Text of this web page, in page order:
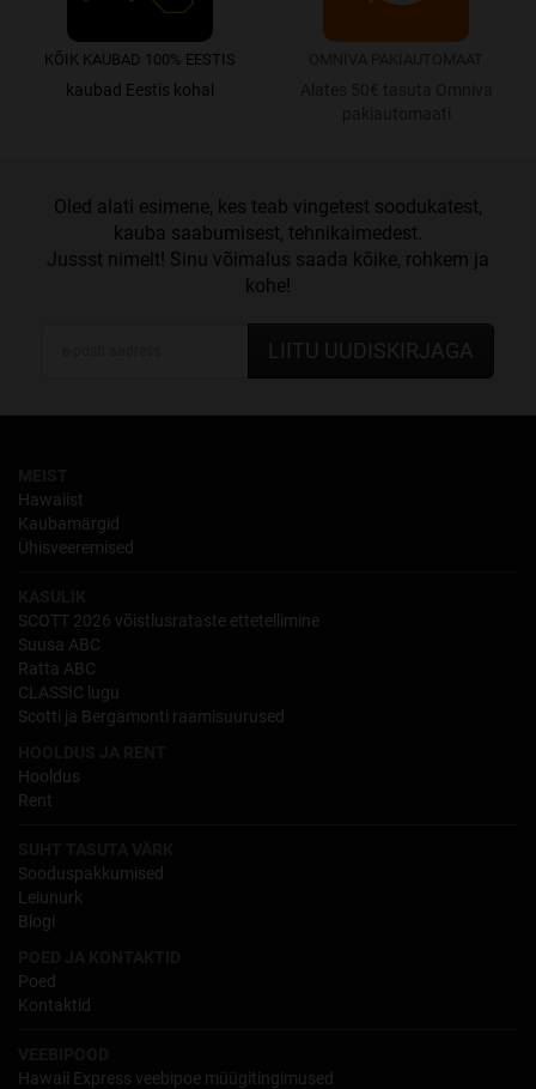
KÕIK KAUBAD 100% EESTIS
kaubad Eestis kohal
Oled alati esimene, kes teab vingetest soodukatest,
kauba saabumisest, tehnikaimedest.
Jussst nimelt! Sinu võimalus saada kõike, rohkem ja
kohe!
LIITU UUDISKIRJAGA
Hawaiist
Kaubamärgid
Ühisveeremised
SCOTT 2026 võistlusrataste ettetellimine
Suusa ABC
Ratta ABC
CLASSIC lugu
Scotti ja Bergamonti raamisuurused
Hooldus
Rent
Sooduspakkumised
Leiunurk
Blogi
Poed
Kontaktid
Hawaii Express veebipoe müügitingimused